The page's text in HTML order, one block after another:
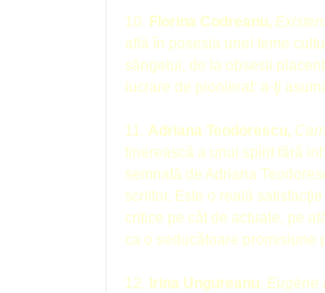
10. Florina Codreanu,
află în posesia unei teme
sângelui, de la obsesii
lucrare de pionierat: a-ţi
11. Adriana Teodorescu,
tinerească a unui spirit fără
semnată de Adriana
scriitor. Este o reală
critice pe cât de actuale, pe
ca o seducătoare promisiune
12. Irina Ungureanu, Eugène